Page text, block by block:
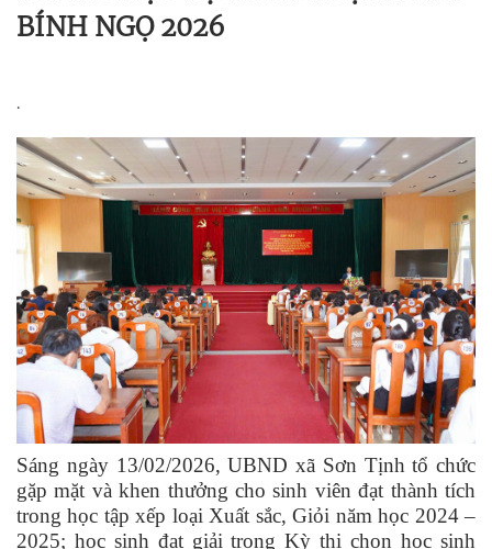
BÍNH NGỌ 2026
.
Sáng ngày 13/02/2026, UBND xã Sơn Tịnh tổ chức
gặp mặt và khen thưởng cho sinh viên đạt thành tích
trong học tập xếp loại Xuất sắc, Giỏi năm học 2024 –
2025; học sinh đạt giải trong Kỳ thi chọn học sinh